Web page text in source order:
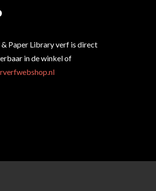
Paper Library verf is direct
in de winkel of